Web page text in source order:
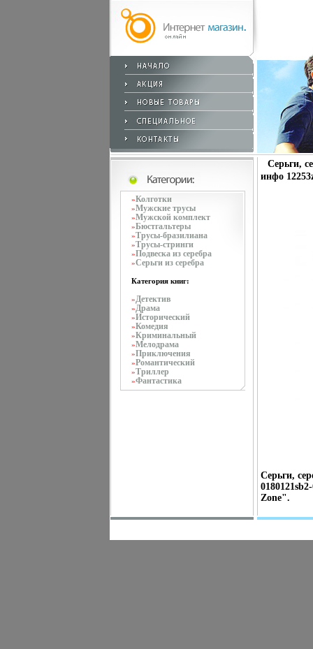
»Колготки
»Мужские трусы
»Мужской комплект
»Бюстгальтеры
»Трусы-бразилиана
»Трусы-стринги
»Подвеска из серебра
»Серьги из серебра
Категория книг:
»Детектив
»Драма
»Исторический
»Комедия
»Криминальный
»Мелодрама
»Приключения
»Романтический
»Триллер
»Фантастика
Серьги,
инфо
Серьги,
Zone".